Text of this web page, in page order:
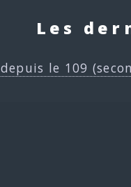
Les
le 109